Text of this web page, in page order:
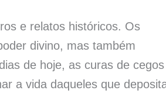
e relatos históricos. Os
divino, mas também
de hoje, as curas de cegos
a vida daqueles que